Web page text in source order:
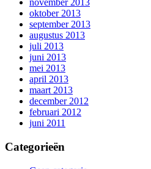
november 2013
oktober 2013
september 2013
augustus 2013
juli 2013
juni 2013
mei 2013
april 2013
maart 2013
december 2012
februari 2012
juni 2011
Categorieën